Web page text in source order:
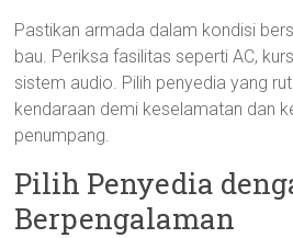
Pastikan armada dalam kondisi
bau. Periksa fasilitas seperti AC,
sistem audio. Pilih penyedia yang
kendaraan demi keselamatan dan
penumpang.
Pilih Penyedia
Berpengalaman